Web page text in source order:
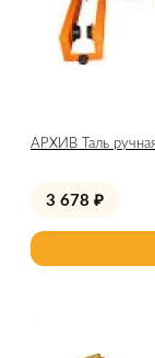
АРХИВ Таль
3 678 ₽